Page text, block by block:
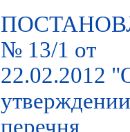
№ 13/1 от
22.02.2012
утверждении
перечня